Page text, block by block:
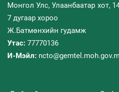
Монгол Улс, Улаанбаатар хот,
7 дугаар хороо
Ж.Батмөнхийн гудамж
Утас: 77770136
И-Мэйл: